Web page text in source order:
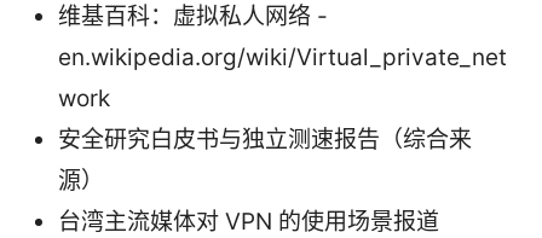
维基百科：虚拟私人网络 -
en.wikipedia.org/wiki/Virtual_private_net
work
安全研究白皮书与独立测速报告（综合来
源）
台湾主流媒体对 VPN 的使用场景报道